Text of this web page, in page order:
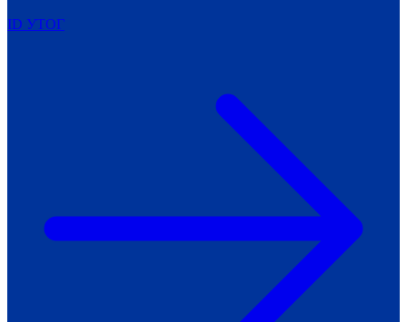
ID УТОГ
Всеукраїнський пісенний
челендж «Україно, ти є!»
Молодіжний челендж «Жестова
мова для мене – це…»
Репортажі спеціальних та
інклюзивних начальних закладів
України
Як приклад стійкості спільноти
Говоримо коротко про наболіле
Міжнародний тиждень глухих людей